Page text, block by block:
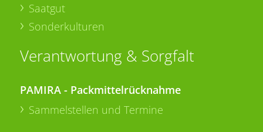
Saatgut
Sonderkulturen
Verantwortung & Sorgfalt
PAMIRA - Packmittelrücknahme
Sammelstellen und Termine